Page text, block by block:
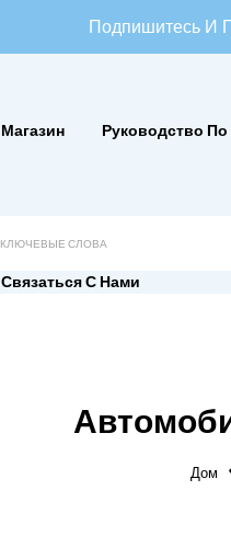
Подпишитесь И
Магазин Руководство По
Связаться С Нами
Дом